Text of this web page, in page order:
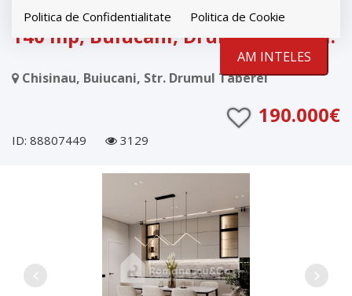
Politica de Confidentialitate Politica de Cookie
AM INTELES
Vanzare townhouse în 2 nivele,
140 mp, Buiucani, Drumul Taberei.
Chisinau, Buiucani, Str. Drumul Taberei
190.000€
ID: 88807449 3129